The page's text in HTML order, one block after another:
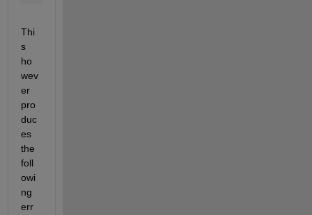
Thi
s
ho
wev
er
pro
duc
es
the
foll
owi
ng
err